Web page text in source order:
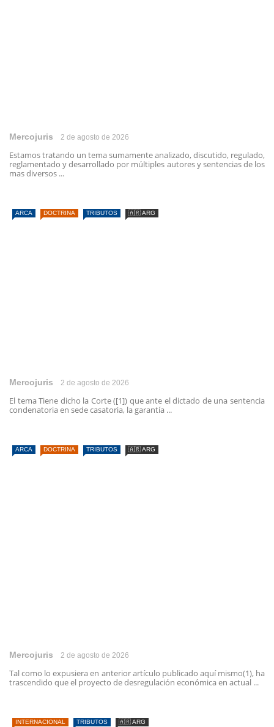
Mercojuris 2 de agosto de 2026
Estamos tratando un tema sumamente analizado, discutido, regulado,
reglamentado y desarrollado por múltiples autores y sentencias de los
mas diversos ...
ARCA DOCTRINA TRIBUTOS 🇦🇷 ARG
Mercojuris 2 de agosto de 2026
El tema Tiene dicho la Corte ([1]) que ante el dictado de una sentencia
condenatoria en sede casatoria, la garantía ...
ARCA DOCTRINA TRIBUTOS 🇦🇷 ARG
Mercojuris 2 de agosto de 2026
Tal como lo expusiera en anterior artículo publicado aquí mismo(1), ha
trascendido que el proyecto de desregulación económica en actual ...
INTERNACIONAL TRIBUTOS 🇦🇷 ARG